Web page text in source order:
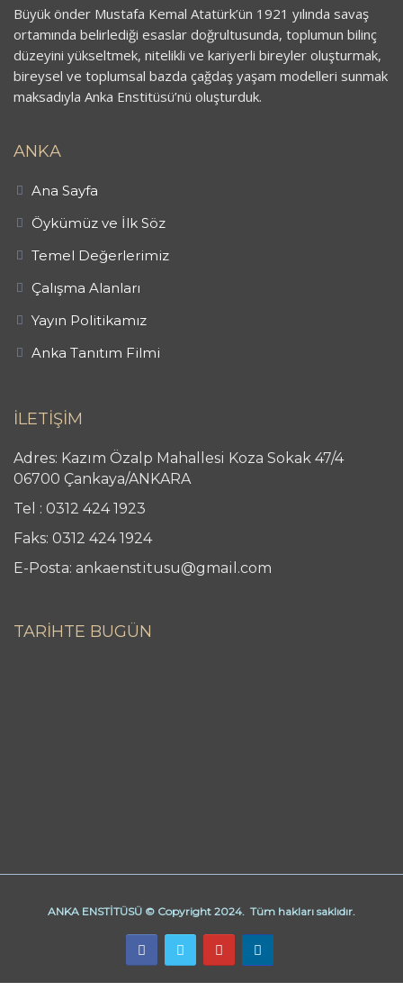
Büyük önder Mustafa Kemal Atatürk’ün 1921 yılında savaş
ortamında belirlediği esaslar doğrultusunda, toplumun bilinç
düzeyini yükseltmek, nitelikli ve kariyerli bireyler oluşturmak,
bireysel ve toplumsal bazda çağdaş yaşam modelleri sunmak
maksadıyla Anka Enstitüsü’nü oluşturduk.
ANKA
Ana Sayfa
Öykümüz ve İlk Söz
Temel Değerlerimiz
Çalışma Alanları
Yayın Politikamız
Anka Tanıtım Filmi
İLETİŞİM
Adres: Kazım Özalp Mahallesi Koza Sokak 47/4
06700 Çankaya/ANKARA
Tel : 0312 424 1923
Faks: 0312 424 1924
E-Posta: ankaenstitusu@gmail.com
TARİHTE BUGÜN
ANKA ENSTİTÜSÜ © Copyright 2024. Tüm hakları saklıdır.